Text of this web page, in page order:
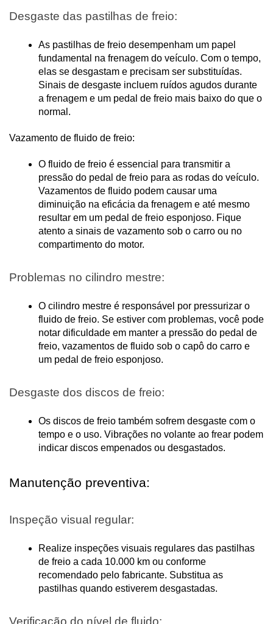
Desgaste das pastilhas de freio:
As pastilhas de freio desempenham um papel
fundamental na frenagem do veículo. Com o tempo,
elas se desgastam e precisam ser substituídas.
Sinais de desgaste incluem ruídos agudos durante
a frenagem e um pedal de freio mais baixo do que o
normal.
Vazamento de fluido de freio:
O fluido de freio é essencial para transmitir a
pressão do pedal de freio para as rodas do veículo.
Vazamentos de fluido podem causar uma
diminuição na eficácia da frenagem e até mesmo
resultar em um pedal de freio esponjoso. Fique
atento a sinais de vazamento sob o carro ou no
compartimento do motor.
Problemas no cilindro mestre:
O cilindro mestre é responsável por pressurizar o
fluido de freio. Se estiver com problemas, você pode
notar dificuldade em manter a pressão do pedal de
freio, vazamentos de fluido sob o capô do carro e
um pedal de freio esponjoso.
Desgaste dos discos de freio:
Os discos de freio também sofrem desgaste com o
tempo e o uso. Vibrações no volante ao frear podem
indicar discos empenados ou desgastados.
Manutenção preventiva:
Inspeção visual regular:
Realize inspeções visuais regulares das pastilhas
de freio a cada 10.000 km ou conforme
recomendado pelo fabricante. Substitua as
pastilhas quando estiverem desgastadas.